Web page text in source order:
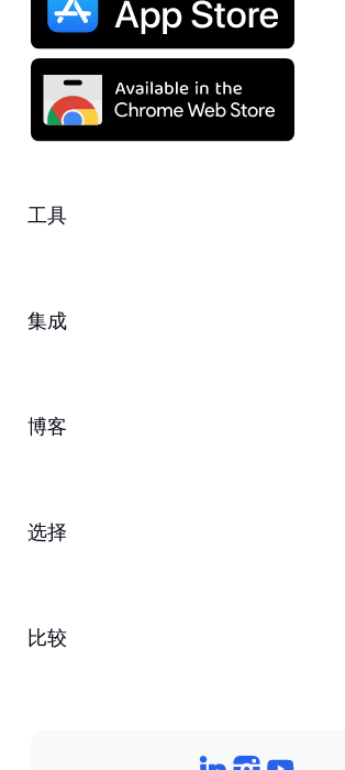
工具
集成
博客
选择
比较